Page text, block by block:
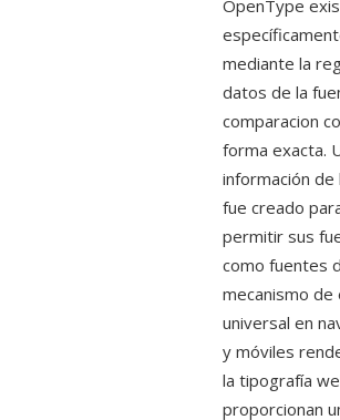
OpenType
mediante la
datos de la
comparacion
forma exacta.
información de
fue creado
permitir sus
como fuentes
mecanismo
universal en
y móviles
la tipografía
proporcionan